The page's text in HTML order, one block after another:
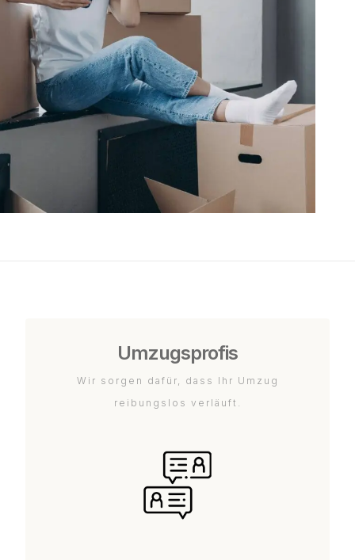
Umzugsprofis
Wir sorgen dafür, dass Ihr Umzug
reibungslos verläuft.